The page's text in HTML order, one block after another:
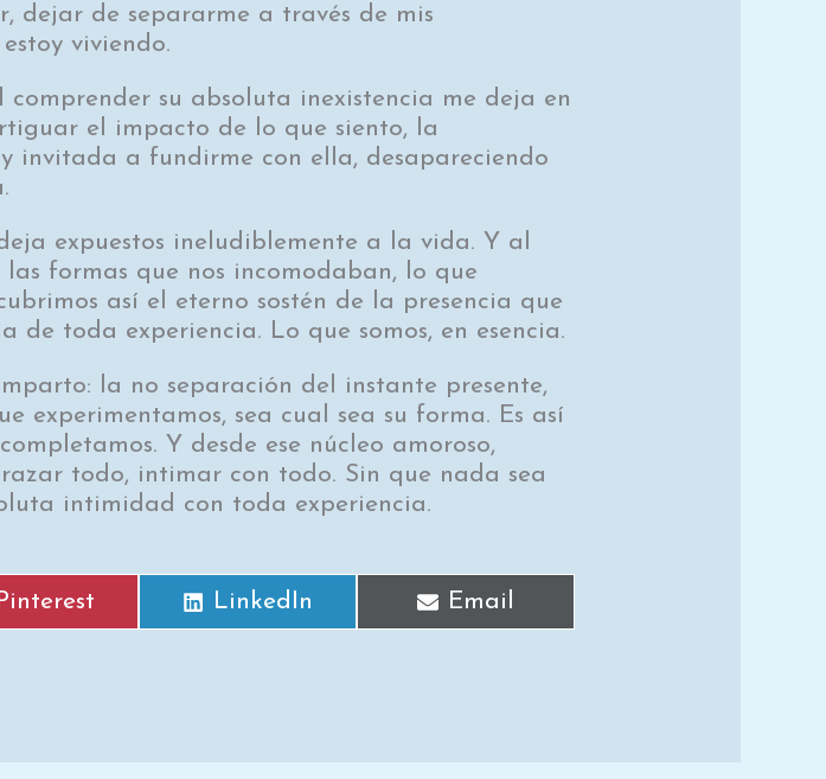
dejar de separarme a través de mis
viviendo.
su absoluta inexistencia me deja en
el impacto de lo que siento, la
invitada a fundirme con ella, desapareciendo
expuestos ineludiblemente a la vida. Y al
formas que nos incomodaban, lo que
así el eterno sostén de la presencia que
de toda experiencia. Lo que somos, en esencia.
la no separación del instante presente,
experimentamos, sea cual sea su forma. Es así
Y desde ese núcleo amoroso,
todo, intimar con todo. Sin que nada sea
intimidad con toda experiencia.
Pinterest LinkedIn Email